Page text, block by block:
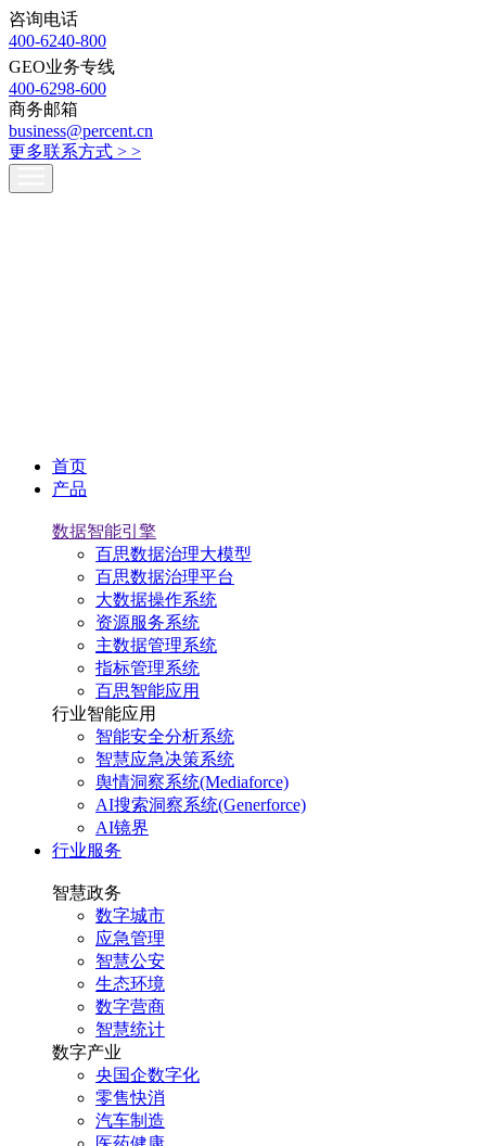
咨询电话
400-6240-800
GEO业务专线
400-6298-600
商务邮箱
business@percent.cn
更多联系方式 > >
首页
产品
数据智能引擎
百思数据治理大模型
百思数据治理平台
大数据操作系统
资源服务系统
主数据管理系统
指标管理系统
百思智能应用
行业智能应用
智能安全分析系统
智慧应急决策系统
舆情洞察系统(Mediaforce)
AI搜索洞察系统(Generforce)
AI镜界
行业服务
智慧政务
数字城市
应急管理
智慧公安
生态环境
数字营商
智慧统计
数字产业
央国企数字化
零售快消
汽车制造